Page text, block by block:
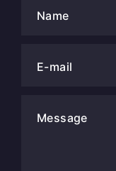
Name
E-mail
Message